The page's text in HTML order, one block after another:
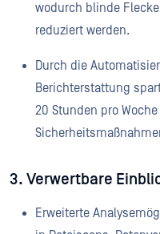
wodurch blinde
reduziert werden.
Durch die
Berichterstattung
20 Stunden pro
3. Verwertbare
Erweiterte